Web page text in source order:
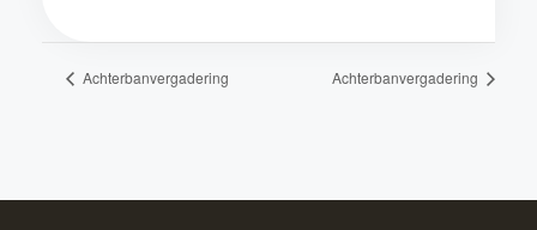
Achterbanvergadering Achterbanvergadering